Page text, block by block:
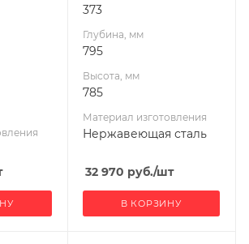
Масса камней, кг
60
Гарантия, мес.
36
373
Глубина, мм
795
Высота, мм
785
Материал изготовления
Нержавеющая сталь
32 970 руб./шт
В КОРЗИНУ